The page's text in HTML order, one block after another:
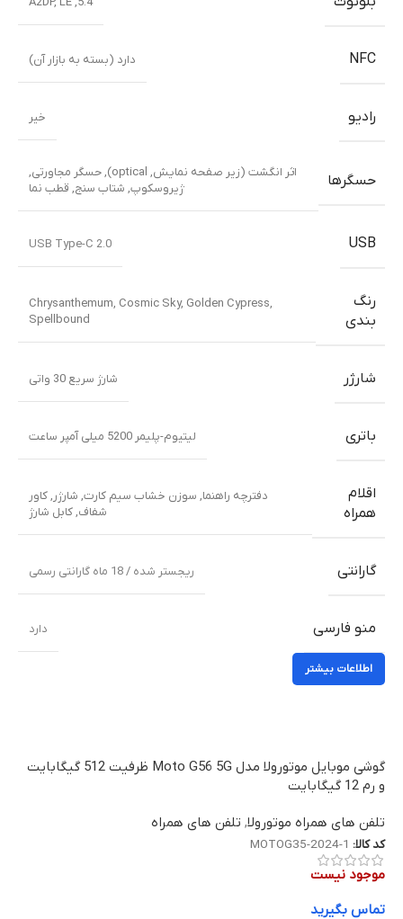
NFC دارد (بسته به بازار آن)
رادیو خیر
حسگرها اثر انگشت (زیر صفحه نمایش, optical) ,حسگر مجاورتی,
ژیروسکوپ, شتاب سنج, قطب نما
USB
USB Type-C 2.0
رنگ
بندی
Chrysanthemum, Cosmic Sky, Golden Cypress,
Spellbound
شارژر شارژ سریع 30 واتی
باتری لیتیوم-پلیمر 5200 میلی آمپر ساعت
اقلام
همراه
دفترچه راهنما, سوزن خشاب سیم کارت, شارژر,کاور
شفاف,کابل شارژ
گارانتی ریجستر شده / 18 ماه گارانتی رسمی
منو فارسی دارد
اطلاعات بیشتر